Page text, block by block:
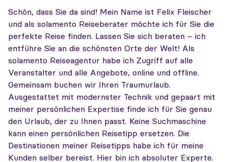
Schön, dass Sie da sind! Mein Name ist Felix Fleischer
und als solamento Reiseberater möchte ich für Sie die
perfekte Reise finden. Lassen Sie sich beraten – ich
entführe Sie an die schönsten Orte der Welt! Als
solamento Reiseagentur habe ich Zugriff auf alle
Veranstalter und alle Angebote, online und offline.
Gemeinsam buchen wir Ihren Traumurlaub.
Ausgestattet mit modernster Technik und gepaart mit
meiner persönlichen Expertise finde ich für Sie genau
den Urlaub, der zu Ihnen passt. Keine Suchmaschine
kann einen persönlichen Reisetipp ersetzen. Die
Destinationen meiner Reisetipps habe ich für meine
Kunden selber bereist. Hier bin ich absoluter Experte.